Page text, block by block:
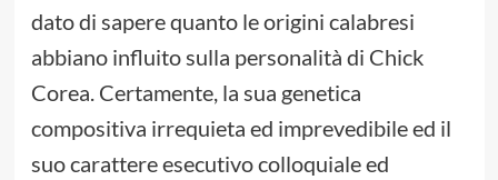
dato di sapere quanto le origini calabresi
abbiano influito sulla personalità di Chick
Corea. Certamente, la sua genetica
compositiva irrequieta ed imprevedibile ed il
suo carattere esecutivo colloquiale ed